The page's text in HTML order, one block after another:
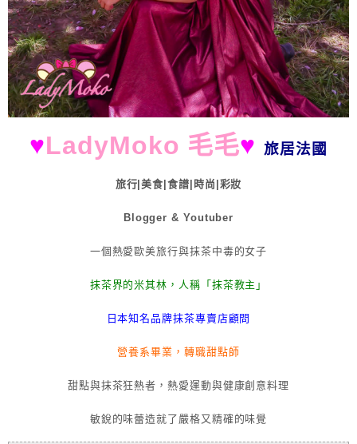
♥LadyMoko 毛毛♥ 旅居法國
旅行|美食|食譜|時尚|彩妝
Blogger & Youtuber
一個熱愛歐美旅行與抹茶中毒的女子
抹茶界的米其林，人稱「抹茶教主」
日本知名品牌抹茶專賣店顧問
營養系畢業，轉職甜點師
甜點與抹茶狂熱者，熱愛運動與健康創意料理
敏銳的味蕾造就了嚴格又精確的味覺